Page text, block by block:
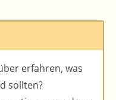
erfahren, was
sollten?